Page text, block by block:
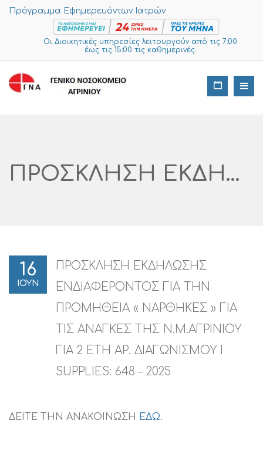
Πρόγραμμα Εφημερευόντων Ιατρών
Οι Διοικητικές υπηρεσίες λειτουργούν από τις 7:00
έως τις 15:00 τις καθημερινές.
ΠΡΟΣΚΛΗΣΗ ΕΚΔΗΛΩΣΗΣ ΕΝΔΙΑΦΕΡΟΝΤΟΣ ΓΙΑ ΤΗΝ ΠΡΟΜΗΘΕΙΑ « ΝΑΡΘΗΚΕΣ » ΓΙΑ ΤΙΣ ΑΝΑΓΚΕΣ ΤΗΣ Ν.Μ.ΑΓΡΙΝΙΟΥ ΓΙΑ 2 ΕΤΗ ΑΡ. ΔΙΑΓΩΝΙΣΜΟΥ I SUPPLIES: 648 – 2025
16
ΙΟΥΝ
ΠΡΟΣΚΛΗΣΗ ΕΚΔΗΛΩΣΗΣ
ΕΝΔΙΑΦΕΡΟΝΤΟΣ ΓΙΑ ΤΗΝ
ΠΡΟΜΗΘΕΙΑ « ΝΑΡΘΗΚΕΣ » ΓΙΑ
ΤΙΣ ΑΝΑΓΚΕΣ ΤΗΣ Ν.Μ.ΑΓΡΙΝΙΟΥ
ΓΙΑ 2 ΕΤΗ ΑΡ. ΔΙΑΓΩΝΙΣΜΟΥ I
SUPPLIES: 648 – 2025
ΔΕΙΤΕ ΤΗΝ ΑΝΑΚΟΙΝΩΣΗ ΕΔΩ.